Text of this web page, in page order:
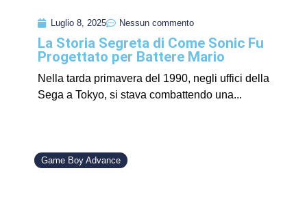
Luglio 8, 2025 Nessun commento
La Storia Segreta di Come Sonic Fu
Progettato per Battere Mario
Nella tarda primavera del 1990, negli uffici della
Sega a Tokyo, si stava combattendo una...
Game Boy Advance